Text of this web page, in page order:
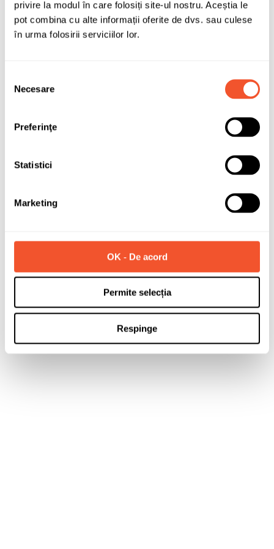
privire la modul în care folosiți site-ul nostru. Aceștia le
pot combina cu alte informații oferite de dvs. sau culese
în urma folosirii serviciilor lor.
consimțământului
Necesare
Preferinţe
Statistici
Marketing
OK - De acord
Permite selecția
Respinge